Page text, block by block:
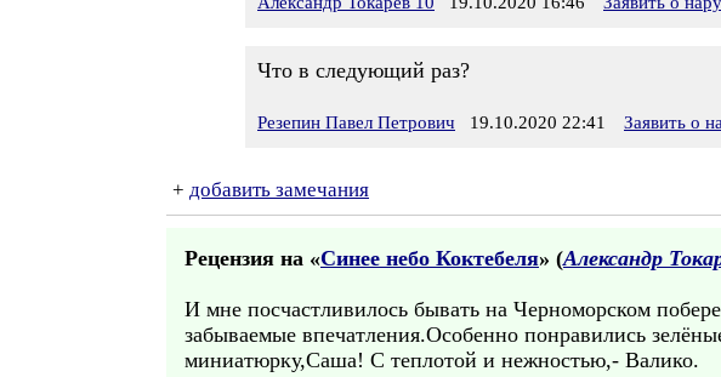
Что в следующий раз?
Резепин Павел Петрович 19.10.2020 22:41 Заявить о
+ добавить замечания
Рецензия на «Синее небо Коктебеля» (Александр
И мне посчастливилось бывать на Черноморском
забываемые впечатления.Особенно понравились
миниатюрку,Саша! С теплотой и нежностью,- Валико.